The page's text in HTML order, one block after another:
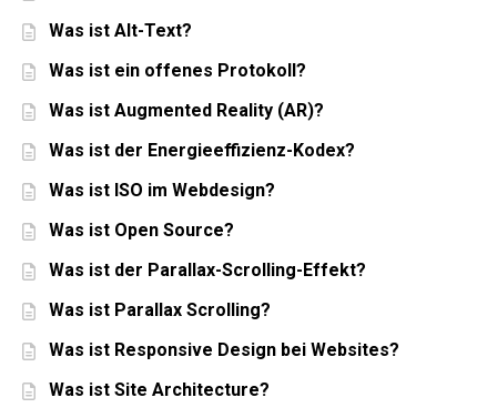
Was ist Alt-Text?
Was ist ein offenes Protokoll?
Was ist Augmented Reality (AR)?
Was ist der Energieeffizienz-Kodex?
Was ist ISO im Webdesign?
Was ist Open Source?
Was ist der Parallax-Scrolling-Effekt?
Was ist Parallax Scrolling?
Was ist Responsive Design bei Websites?
Was ist Site Architecture?